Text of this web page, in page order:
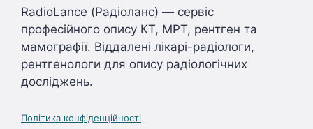
RadioLance (Радіоланс) — сервіс
професійного опису КТ, МРТ, рентген та
мамографії. Віддалені лікарі-радіологи,
рентгенологи для опису радіологічних
досліджень.
Політика конфіденційності